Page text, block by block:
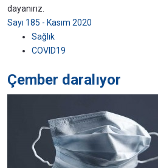
dayanırız.
Sayı 185 - Kasım 2020
Sağlık
COVID19
Çember daralıyor